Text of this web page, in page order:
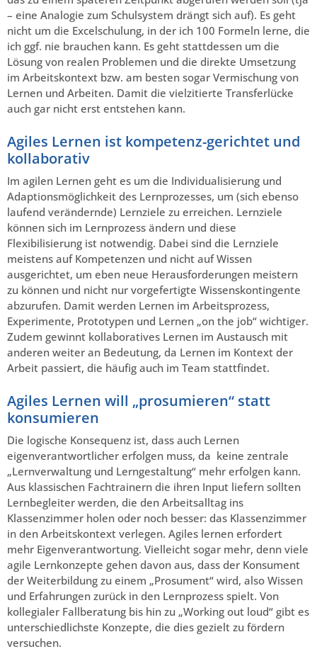
– eine Analogie zum Schulsystem drängt sich auf). Es geht
nicht um die Excelschulung, in der ich 100 Formeln lerne, die
ich ggf. nie brauchen kann. Es geht stattdessen um die
Lösung von realen Problemen und die direkte Umsetzung
im Arbeitskontext bzw. am besten sogar Vermischung von
Lernen und Arbeiten. Damit die vielzitierte Transferlücke
auch gar nicht erst entstehen kann.
Agiles Lernen ist kompetenz-gerichtet und
kollaborativ
Im agilen Lernen geht es um die Individualisierung und
Adaptionsmöglichkeit des Lernprozesses, um (sich ebenso
laufend verändernde) Lernziele zu erreichen. Lernziele
können sich im Lernprozess ändern und diese
Flexibilisierung ist notwendig. Dabei sind die Lernziele
meistens auf Kompetenzen und nicht auf Wissen
ausgerichtet, um eben neue Herausforderungen meistern
zu können und nicht nur vorgefertigte Wissenskontingente
abzurufen. Damit werden Lernen im Arbeitsprozess,
Experimente, Prototypen und Lernen „on the job“ wichtiger.
Zudem gewinnt kollaboratives Lernen im Austausch mit
anderen weiter an Bedeutung, da Lernen im Kontext der
Arbeit passiert, die häufig auch im Team stattfindet.
Agiles Lernen will „prosumieren“ statt
konsumieren
Die logische Konsequenz ist, dass auch Lernen
eigenverantwortlicher erfolgen muss, da keine zentrale
„Lernverwaltung und Lerngestaltung“ mehr erfolgen kann.
Aus klassischen Fachtrainern die ihren Input liefern sollten
Lernbegleiter werden, die den Arbeitsalltag ins
Klassenzimmer holen oder noch besser: das Klassenzimmer
in den Arbeitskontext verlegen. Agiles lernen erfordert
mehr Eigenverantwortung. Vielleicht sogar mehr, denn viele
agile Lernkonzepte gehen davon aus, dass der Konsument
der Weiterbildung zu einem „Prosument“ wird, also Wissen
und Erfahrungen zurück in den Lernprozess spielt. Von
kollegialer Fallberatung bis hin zu „Working out loud“ gibt es
unterschiedlichste Konzepte, die dies gezielt zu fördern
versuchen.